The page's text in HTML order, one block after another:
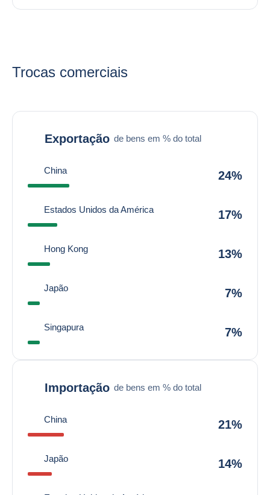
Trocas comerciais
Exportação de bens em % do total
China 24%
Estados Unidos da América 17%
Hong Kong 13%
Japão 7%
Singapura 7%
Importação de bens em % do total
China 21%
Japão 14%